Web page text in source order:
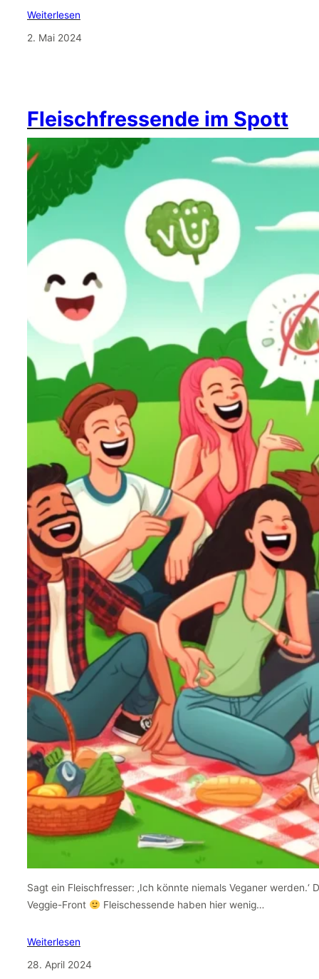
Weiterlesen
2. Mai 2024
Fleischfressende im Spott
Sagt ein Fleischfresser: ‚Ich könnte niemals Veganer
Veggie-Front
Fleischessende haben hier wenig…
Weiterlesen
28. April 2024